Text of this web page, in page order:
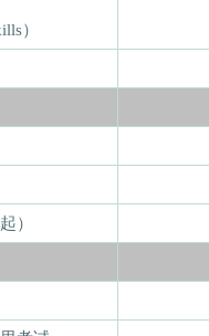
）
）